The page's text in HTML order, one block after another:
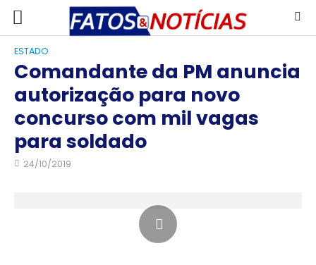
ESTADO
Comandante da PM anuncia
autorização para novo
concurso com mil vagas
para soldado
24/10/2019